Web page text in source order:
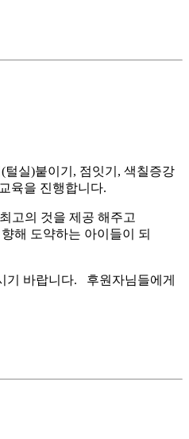
실)붙이기, 점잇기, 색칠증강
육을 진행합니다.
고의 것을 제공 해주고
해 도약하는 아이들이 되
기 바랍니다. 후원자님들에게